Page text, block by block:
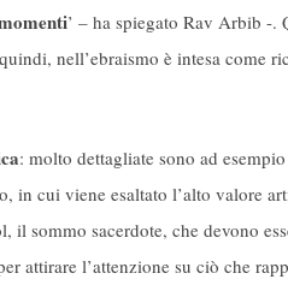
’ – ha spiegato Rav Arbib -.
nell’ebraismo è intesa come
: molto dettagliate sono ad
in cui viene esaltato l’alto valore
sommo sacerdote, che devono
attirare l’attenzione su ciò che